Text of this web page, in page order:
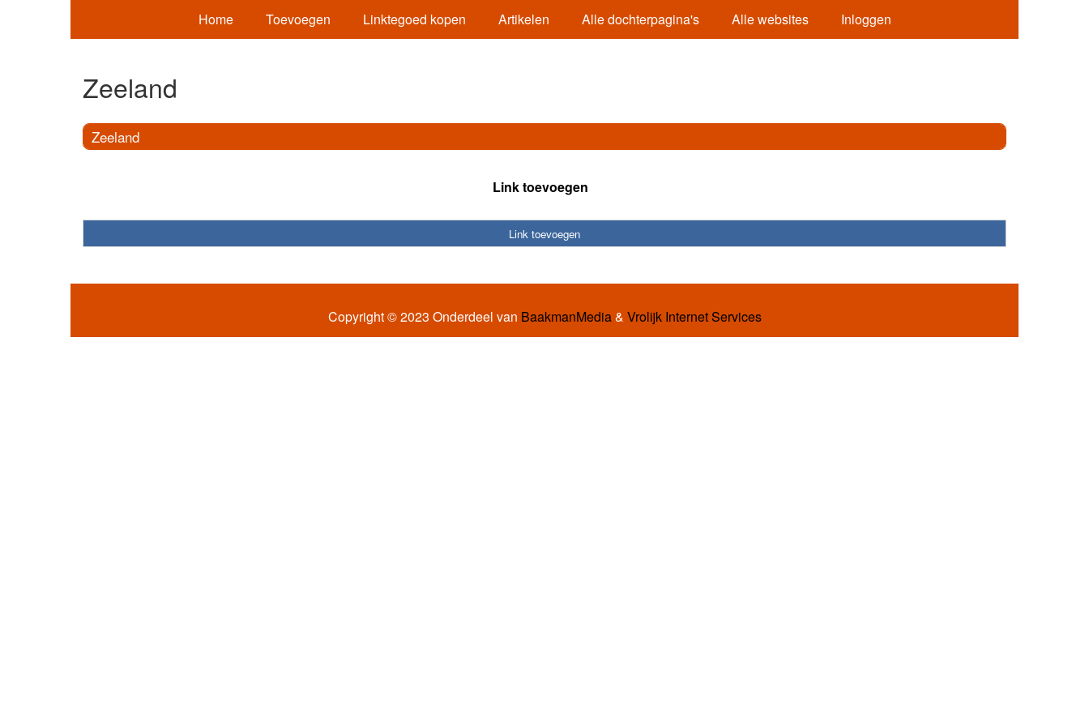
Home Toevoegen Linktegoed kopen Artikelen Alle dochterpagina's Alle websites Inloggen
Zeeland
Zeeland
Link toevoegen
Link toevoegen
Copyright © 2023 Onderdeel van BaakmanMedia& Vrolijk Internet Services